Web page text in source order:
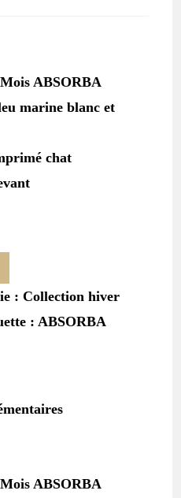
ABSORBA
marine blanc et
chat
:Collection hiver
:ABSORBA
ABSORBA